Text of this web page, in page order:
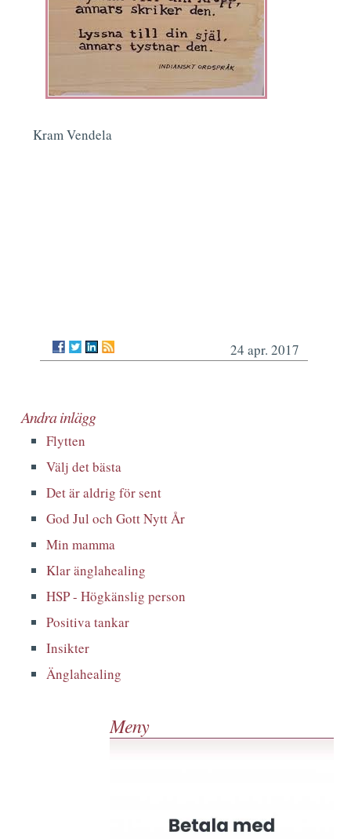
Kram Vendela
24 apr. 2017
Andra inlägg
Flytten
Välj det bästa
Det är aldrig för sent
God Jul och Gott Nytt År
Min mamma
Klar änglahealing
HSP - Högkänslig person
Positiva tankar
Insikter
Änglahealing
Meny